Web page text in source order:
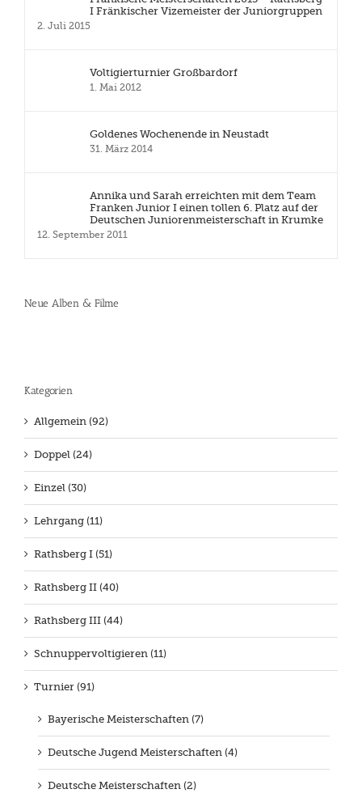
I Fränkischer Vizemeister der Juniorgruppen
2. Juli 2015
Voltigierturnier Großbardorf
1. Mai 2012
Goldenes Wochenende in Neustadt
31. März 2014
Annika und Sarah erreichten mit dem Team
Franken Junior I einen tollen 6. Platz auf der
Deutschen Juniorenmeisterschaft in Krumke
12. September 2011
Neue Alben & Filme
Kategorien
Allgemein (92)
Doppel (24)
Einzel (30)
Lehrgang (11)
Rathsberg I (51)
Rathsberg II (40)
Rathsberg III (44)
Schnuppervoltigieren (11)
Turnier (91)
Bayerische Meisterschaften (7)
Deutsche Jugend Meisterschaften (4)
Deutsche Meisterschaften (2)